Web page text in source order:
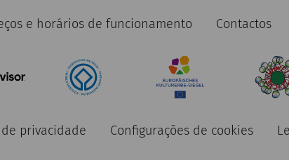
e horários de funcionamento Contactos
privacidade Configurações de cookies